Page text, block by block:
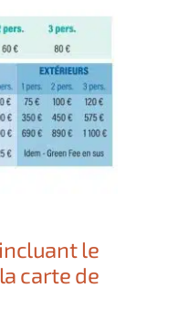
le
carte de